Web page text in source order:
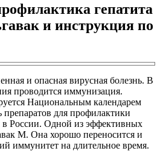
гепатита
и инструкция по
и опасная вирусная болезнь. В
проводится иммунизация.
Национальным календарем
для профилактики
в России. Одной из эффективных
М. Она хорошо переносится и
иммунитет на длительное время.